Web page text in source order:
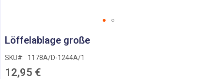
Anfang
Bildgalerie
springen
Löffelablage große
SKU 1178A/D-1244A/1
12,95 €